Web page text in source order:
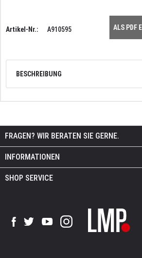
Artikel-Nr.: A910595 ALS PDF
BESCHREIBUNG
FRAGEN? WIR BERATEN SIE GERNE.
INFORMATIONEN
SHOP SERVICE